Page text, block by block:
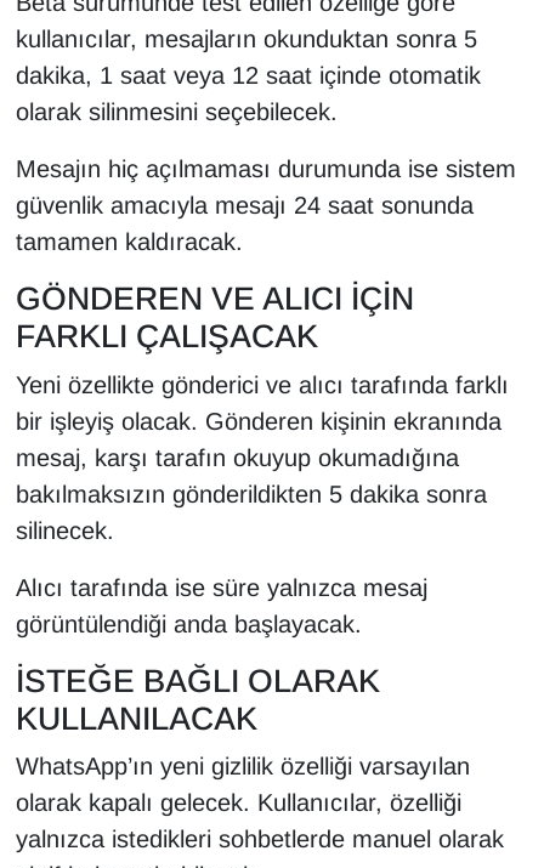
kullanıcılar, mesajların okunduktan sonra 5
dakika, 1 saat veya 12 saat içinde otomatik
olarak silinmesini seçebilecek.
Mesajın hiç açılmaması durumunda ise sistem
güvenlik amacıyla mesajı 24 saat sonunda
tamamen kaldıracak.
GÖNDEREN VE ALICI İÇİN
FARKLI ÇALIŞACAK
Yeni özellikte gönderici ve alıcı tarafında farklı
bir işleyiş olacak. Gönderen kişinin ekranında
mesaj, karşı tarafın okuyup okumadığına
bakılmaksızın gönderildikten 5 dakika sonra
silinecek.
Alıcı tarafında ise süre yalnızca mesaj
görüntülendiği anda başlayacak.
İSTEĞE BAĞLI OLARAK
KULLANILACAK
WhatsApp’ın yeni gizlilik özelliği varsayılan
olarak kapalı gelecek. Kullanıcılar, özelliği
yalnızca istedikleri sohbetlerde manuel olarak
YEREL